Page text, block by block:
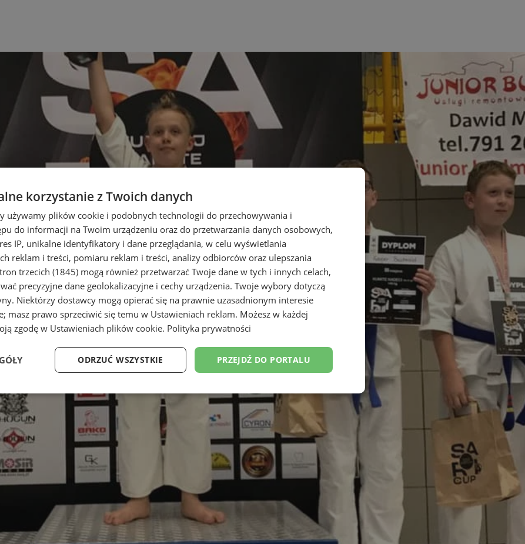
korzystanie z Twoich danych
używamy plików cookie i podobnych technologii do przechowywania i
do informacji na Twoim urządzeniu oraz do przetwarzania danych osobowych,
IP, unikalne identyfikatory i dane przeglądania, w celu wyświetlania
reklam i treści, pomiaru reklam i treści, analizy odbiorców oraz ulepszania
trzecich (1845) mogą również przetwarzać Twoje dane w tych i innych celach,
precyzyjne dane geolokalizacyjne i cechy urządzenia. Twoje wybory dotyczą
Niektórzy dostawcy mogą opierać się na prawnie uzasadnionym interesie
masz prawo sprzeciwić się temu w Ustawieniach reklam. Możesz w każdej
zgodę w Ustawieniach plików cookie. Polityka prywatności
PRZEJDŹ DO PORTALU
ODRZUĆ WSZYSTKIE
Wydajność Targetowanie Funkcjonalność Niesklasyfikowane
Targetowanie Niesklasyfikowane
umożliwiają korzystanie z podstawowych funkcji strony internetowej, takich jak logowanie użytkownika i
niezbędnych plików cookie nie można prawidłowo korzystać ze strony internetowej.
Provider /Domena
Okres
przechowywania